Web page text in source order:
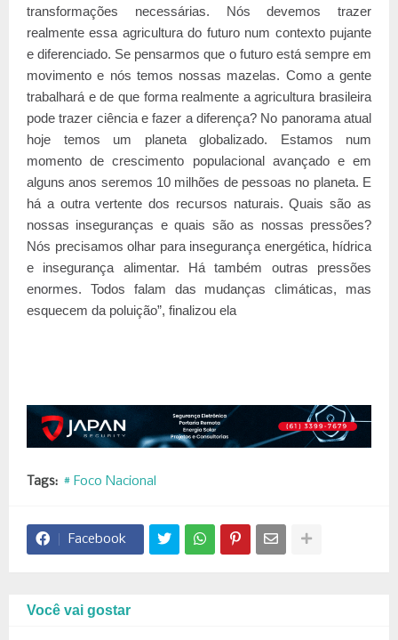
transformações necessárias. Nós devemos trazer
realmente essa agricultura do futuro num contexto pujante
e diferenciado. Se pensarmos que o futuro está sempre em
movimento e nós temos nossas mazelas. Como a gente
trabalhará e de que forma realmente a agricultura brasileira
pode trazer ciência e fazer a diferença? No panorama atual
hoje temos um planeta globalizado. Estamos num
momento de crescimento populacional avançado e em
alguns anos seremos 10 milhões de pessoas no planeta. E
há a outra vertente dos recursos naturais. Quais são as
nossas inseguranças e quais são as nossas pressões?
Nós precisamos olhar para insegurança energética, hídrica
e insegurança alimentar. Há também outras pressões
enormes. Todos falam das mudanças climáticas, mas
esquecem da poluição”, finalizou ela
Tags: # Foco Nacional
Facebook
Você vai gostar